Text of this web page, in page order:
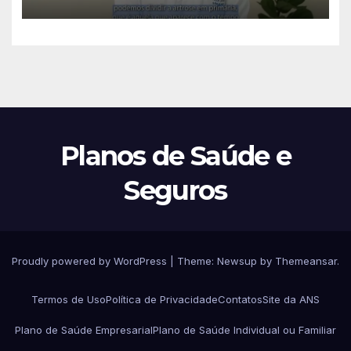
Planos de Saúde e
Seguros
Proudly powered by WordPress Theme: Newsup by Themeansar.
Termos de UsoPolítica de PrivacidadeContatosSite da ANS
Plano de Saúde EmpresarialPlano de Saúde Individual ou Familiar